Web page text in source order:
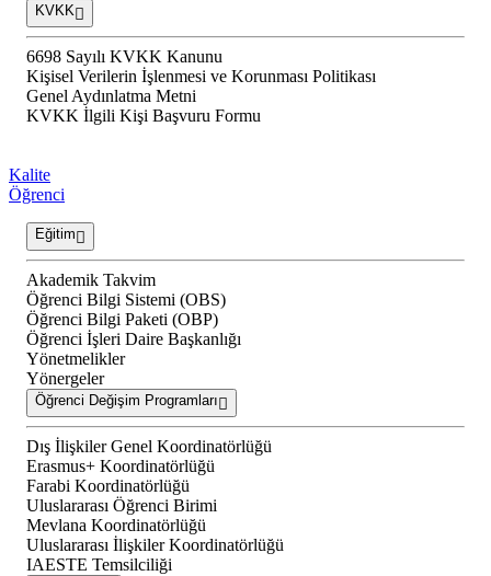
KVKK
6698 Sayılı KVKK Kanunu
Kişisel Verilerin İşlenmesi ve Korunması Politikası
Genel Aydınlatma Metni
KVKK İlgili Kişi Başvuru Formu
Kalite
Öğrenci
Eğitim
Akademik Takvim
Öğrenci Bilgi Sistemi (OBS)
Öğrenci Bilgi Paketi (OBP)
Öğrenci İşleri Daire Başkanlığı
Yönetmelikler
Yönergeler
Öğrenci Değişim Programları
Dış İlişkiler Genel Koordinatörlüğü
Erasmus+ Koordinatörlüğü
Farabi Koordinatörlüğü
Uluslararası Öğrenci Birimi
Mevlana Koordinatörlüğü
Uluslararası İlişkiler Koordinatörlüğü
IAESTE Temsilciliği